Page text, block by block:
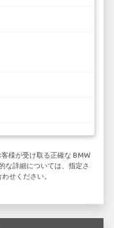
様が受け取る正確な BMW
な詳細については、指定さ
せください。